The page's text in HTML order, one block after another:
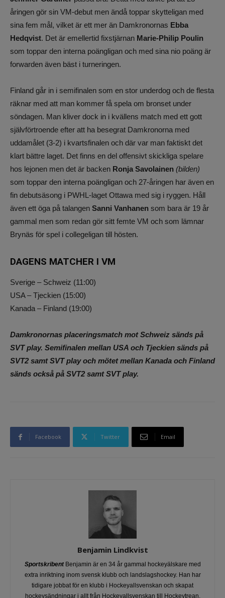
åringen gör sin VM-debut men ändå toppar skytteligan med
sina fem mål, vilket är ett mer än Damkronornas Ebba
Hedqvist. Det är emellertid fixstjärnan Marie-Philip Poulin
som toppar den interna poängligan och med sina nio poäng är
forwarden även bäst i turneringen.
Finland går in i semifinalen som en stor underdog och de flesta
räknar med att man kommer få spela om bronset under
söndagen. Man kliver dock in i kvällens match med ett gott
självförtroende efter att ha besegrat Damkronorna med
uddamålet (3-2) i kvartsfinalen och där var man faktiskt det
klart bättre laget. Det finns en del offensivt skickliga spelare
hos lejonen men det är backen Ronja Savolainen (bilden)
som toppar den interna poängligan och 27-åringen har även en
fin debutsäsong i PWHL-laget Ottawa med sig i ryggen. Håll
även ett öga på talangen Sanni Vanhanen som bara är 19 år
gammal men som redan gör sitt femte VM och som lämnar
Brynäs för spel i collegeligan till hösten.
DAGENS MATCHER I VM
Sverige – Schweiz (11:00)
USA – Tjeckien (15:00)
Kanada – Finland (19:00)
Damkronornas placeringsmatch mot Schweiz sänds på
SVT play. Semifinalen mellan USA och Tjeckien sänds på
SVT2 samt SVT play och mötet mellan Kanada och Finland
sänds också på SVT2 samt SVT play.
Facebook Twitter Email
Benjamin Lindkvist
SportskribentBenjamin är en 34 år gammal hockeyälskare med
extra inriktning inom svensk klubb och landslagshockey. Han har
tidigare jobbat för en klubb i Hockeyallsvenskan och skapat
hockeysändningar i allt från Hockeyallsvenskan till Hockeytrean.